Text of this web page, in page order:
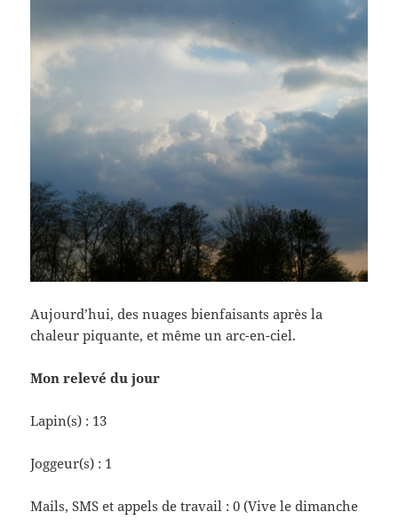
Aujourd’hui, des nuages bienfaisants après la
chaleur piquante, et même un arc-en-ciel.
Mon relevé du jour
Lapin(s) : 13
Joggeur(s) : 1
Mails, SMS et appels de travail : 0 (Vive le dimanche